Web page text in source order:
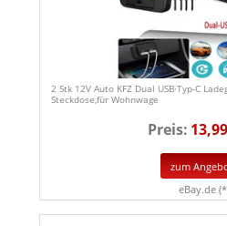
2 Stk 12V Auto KFZ Dual USB·Typ-C
Steckdose,für Wohnwage
Preis:
zum
eBay.de